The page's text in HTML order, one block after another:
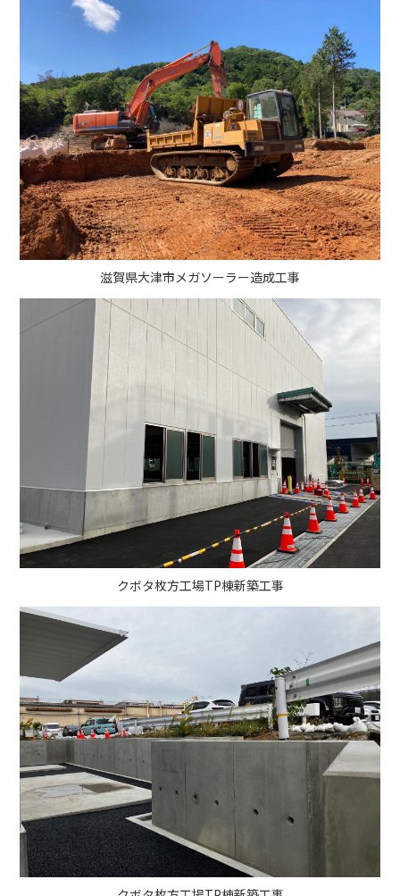
滋賀県大津市メガソーラー造成工事
クボタ枚方工場TP棟新築工事